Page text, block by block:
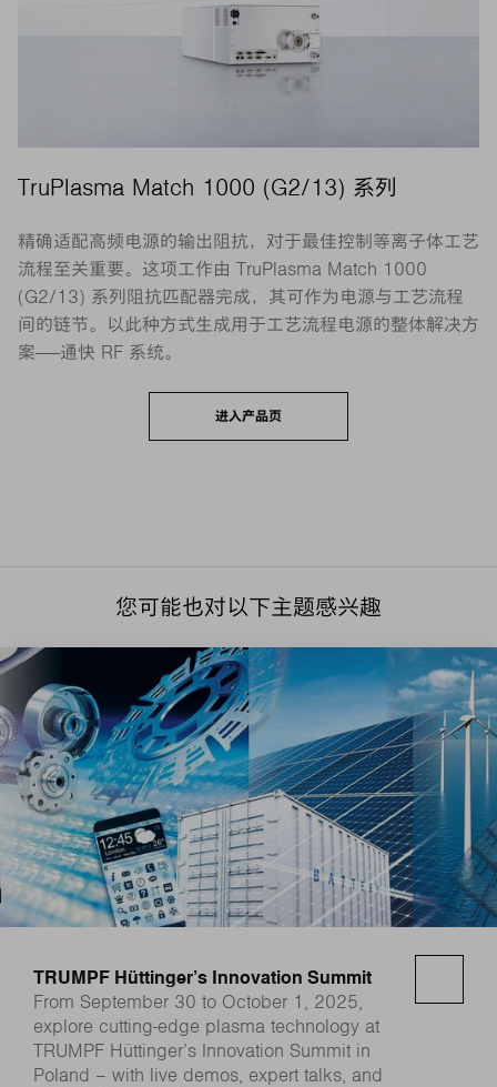
TruPlasma Match 1000 (G2/13) 系列
精确适配高频电源的输出阻抗，对于最佳控制等离子体工艺
流程至关重要。这项工作由 TruPlasma Match 1000
(G2/13) 系列阻抗匹配器完成，其可作为电源与工艺流程
间的链节。以此种方式生成用于工艺流程电源的整体解决方
案——通快 RF 系统。
进入产品页
您可能也对以下主题感兴趣
TRUMPF Hüttinger’s Innovation Summit
From September 30 to October 1, 2025,
explore cutting-edge plasma technology at
TRUMPF Hüttinger’s Innovation Summit in
Poland – with live demos, expert talks, and